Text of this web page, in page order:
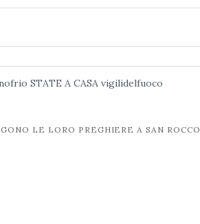
STATE A CASA vigilidelfuoco
LE LORO PREGHIERE A SAN ROCCO